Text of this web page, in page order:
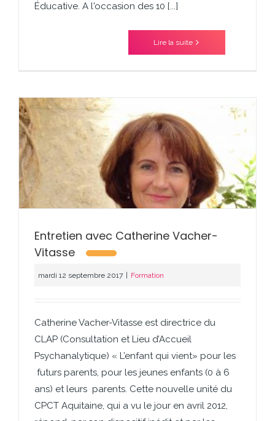
Éducative. A l'occasion des 10 [...]
Lire la suite
Entretien avec Catherine Vacher-
Vitasse
mardi 12 septembre 2017 | Formation
Catherine Vacher-Vitasse est directrice du
CLAP (Consultation et Lieu d’Accueil
Psychanalytique) « L’enfant qui vient» pour les
futurs parents, pour les jeunes enfants (0 à 6
ans) et leurs parents. Cette nouvelle unité du
CPCT Aquitaine, qui a vu le jour en avril 2012,